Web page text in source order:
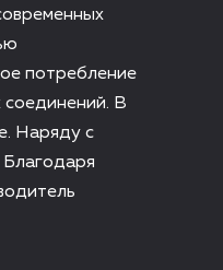
потребление
соединений. В
Наряду с